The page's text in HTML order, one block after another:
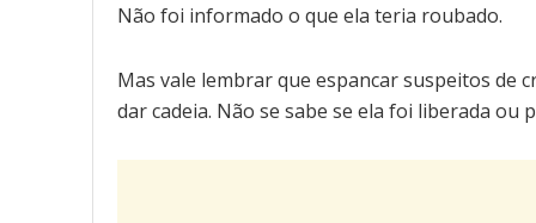
Não foi informado o que ela teria roubado.
Mas vale lembrar que espancar suspeitos de
dar cadeia. Não se sabe se ela foi liberada ou